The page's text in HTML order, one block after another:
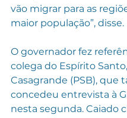
vão migrar para as
maior população”, disse.
O governador fez
colega do Espírito
Casagrande (PSB), que
concedeu entrevista à
nesta segunda. Caiado